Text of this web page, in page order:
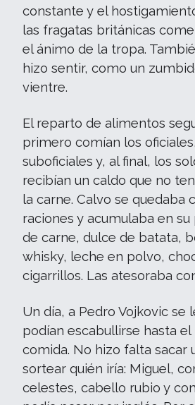
constante y el
las fragatas británicas
el ánimo de la tropa.
hizo sentir, como un
vientre.
El reparto de alimentos
primero comían los
suboficiales y, al final, los
recibían un caldo que no
la carne. Calvo se quedaba
raciones y acumulaba en
de carne, dulce de batata,
whisky, leche en polvo,
cigarrillos. Las atesoraba
Un día, a Pedro Vojkovic se
podían escabullirse hasta
comida. No hizo falta sacar
sortear quién iría: Miguel,
celestes, cabello rubio y